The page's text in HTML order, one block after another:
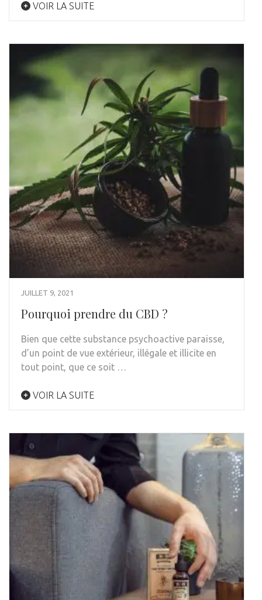
VOIR LA SUITE
JUILLET 9, 2021
Pourquoi prendre du CBD ?
Bien que cette substance psychoactive paraisse,
d’un point de vue extérieur, illégale et illicite en
tout point, que ce soit …
VOIR LA SUITE